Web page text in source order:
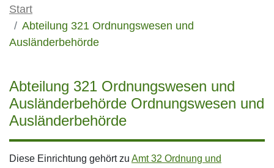
Start
Abteilung 321 Ordnungswesen und
Ausländerbehörde
Abteilung 321 Ordnungswesen und
Ausländerbehörde Ordnungswesen und
Ausländerbehörde
Diese Einrichtung gehört zu Amt 32 Ordnung und